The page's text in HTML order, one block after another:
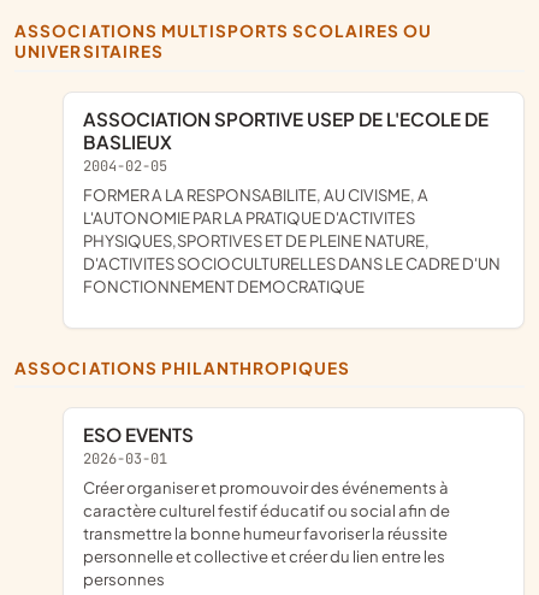
ASSOCIATIONS MULTISPORTS SCOLAIRES OU
UNIVERSITAIRES
ASSOCIATION SPORTIVE USEP DE L'ECOLE DE
BASLIEUX
2004-02-05
FORMER A LA RESPONSABILITE, AU CIVISME, A
L'AUTONOMIE PAR LA PRATIQUE D'ACTIVITES
PHYSIQUES,SPORTIVES ET DE PLEINE NATURE,
D'ACTIVITES SOCIOCULTURELLES DANS LE CADRE D'UN
FONCTIONNEMENT DEMOCRATIQUE
ASSOCIATIONS PHILANTHROPIQUES
ESO EVENTS
2026-03-01
créer organiser et promouvoir des événements à
caractère culturel festif éducatif ou social afin de
transmettre la bonne humeur favoriser la réussite
personnelle et collective et créer du lien entre les
personnes